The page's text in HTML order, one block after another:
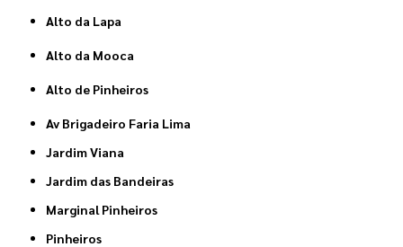
Alto da Lapa
Alto da Mooca
Alto de Pinheiros
Av Brigadeiro Faria Lima
Jardim Viana
Jardim das Bandeiras
Marginal Pinheiros
Pinheiros